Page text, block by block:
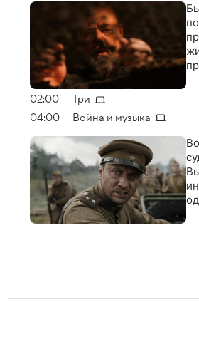
02:00
Три
04:00
Война и музыка